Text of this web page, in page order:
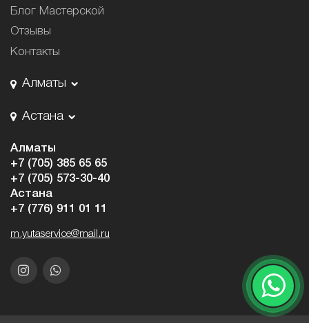
Блог Мастерской
Отзывы
Контакты
Алматы
Астана
Алматы
+7 (705) 385 65 65
+7 (705) 573-30-40
Астана
+7 (776) 911 01 11
m.yutaservice@mail.ru